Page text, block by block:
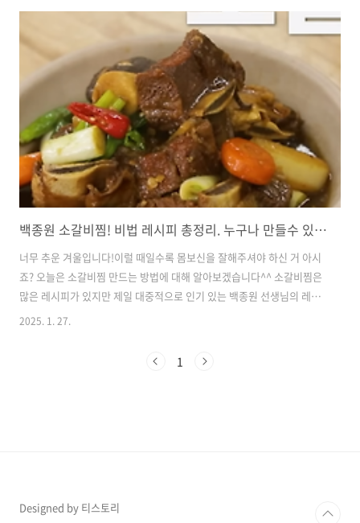
보면전혀 어렵지 않다는 걸 알게 될 겁니다.​​​​​​​​​냄비로 오랜 시간 삶았더니뼈
에서 살이 쏙쏙 빠질 정도로부드럽게 잘 만들어져서어르신들도 걱정 없
이 드실 수 있었어요.​​​​​​​​단짠단짠 맛있는백종원 갈비찜 만드는 법 알려드릴
테니까천천히 잘 따라와 주세요.​​​​​​​재료​- 찜갈비 1kg- 설탕 2큰술- 당근 1
개- 무 200g- 청..
백종원 소갈비찜! 비법 레시피 총정리. 누구나 만들수 있습니다^^
너무 추운 겨울입니다!이럴 때일수록 몸보신을 잘해주셔야 하신 거 아시
죠? 오늘은 소갈비찜 만드는 방법에 대해 알아보겠습니다^^ 소갈비찜은
많은 레시피가 있지만 제일 대중적으로 인기 있는 백종원 선생님의 레시
피를 설명드리겠습니다. ​[소갈비 2kg]-물 10컵(1800ml)-양파 1개
개(60g)-청양고추 3개(30g)-꽈리고추 5개(30g)-홍고추 2개(20g)-대파 2
2025. 1. 27.
1
Designed by 티스토리